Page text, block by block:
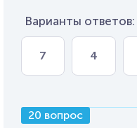
Варианты ответов:
7 4
20 вопрос